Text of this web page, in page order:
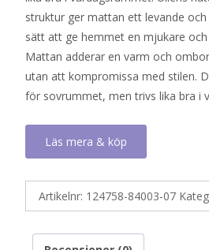
struktur ger mattan ett levande
sätt att ge hemmet en mjukare
Mattan adderar en varm och
utan att kompromissa med stilen.
för sovrummet, men trivs lika bra i
Läs mera & köp
Artikelnr: 124758-84003-07